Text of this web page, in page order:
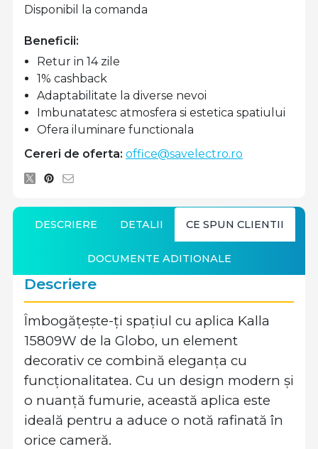
Disponibil la comanda
Beneficii:
Retur in 14 zile
1% cashback
Adaptabilitate la diverse nevoi
Imbunatatesc atmosfera si estetica spatiului
Ofera iluminare functionala
Cereri de oferta: office@savelectro.ro
DESCRIERE DETALII CE SPUN CLIENTII
DOCUMENTE ADITIONALE
Descriere
Îmbogățește-ți spațiul cu aplica Kalla
15809W de la Globo, un element
decorativ ce combină eleganța cu
funcționalitatea. Cu un design modern și
o nuanță fumurie, această aplica este
ideală pentru a aduce o notă rafinată în
orice cameră.